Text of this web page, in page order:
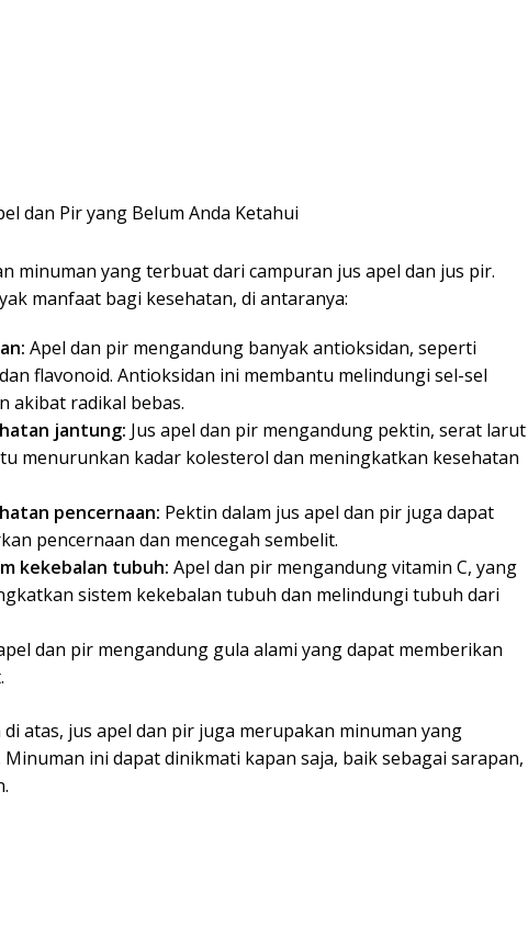
minuman yang terbuat dari campuran jus apel dan jus pir.
manfaat bagi kesehatan, di antaranya:
Apel dan pir mengandung banyak antioksidan, seperti
flavonoid. Antioksidan ini membantu melindungi sel-sel
akibat radikal bebas.
jantung: Jus apel dan pir mengandung pektin, serat larut
menurunkan kadar kolesterol dan meningkatkan kesehatan
pencernaan: Pektin dalam jus apel dan pir juga dapat
pencernaan dan mencegah sembelit.
kekebalan tubuh: Apel dan pir mengandung vitamin C, yang
sistem kekebalan tubuh dan melindungi tubuh dari
dan pir mengandung gula alami yang dapat memberikan
atas, jus apel dan pir juga merupakan minuman yang
ini dapat dinikmati kapan saja, baik sebagai sarapan,